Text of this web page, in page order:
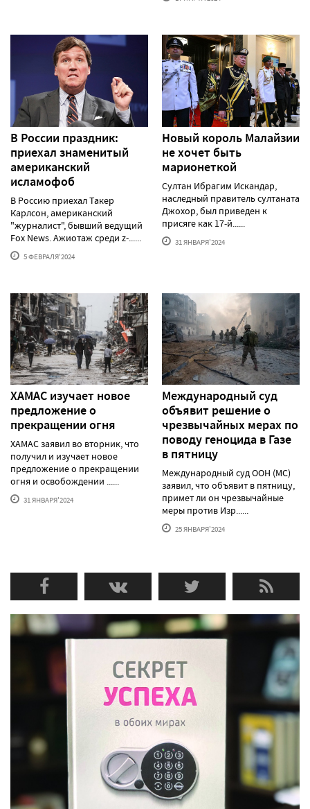
В России праздник:
приехал знаменитый
американский
исламофоб
В Россию приехал Такер
Карлсон, американский
"журналист", бывший ведущий
Fox News. Ажиотаж среди z-......
5 ФЕВРАЛЯ'2024
Новый король Малайзии
не хочет быть
марионеткой
Султан Ибрагим Искандар,
наследный правитель султаната
Джохор, был приведен к
присяге как 17-й......
31 ЯНВАРЯ'2024
ХАМАС изучает новое
предложение о
прекращении огня
ХАМАС заявил во вторник, что
получил и изучает новое
предложение о прекращении
огня и освобождении ......
31 ЯНВАРЯ'2024
Международный суд
объявит решение о
чрезвычайных мерах по
поводу геноцида в Газе
в пятницу
Международный суд ООН (МС)
заявил, что объявит в пятницу,
примет ли он чрезвычайные
меры против Изр......
25 ЯНВАРЯ'2024